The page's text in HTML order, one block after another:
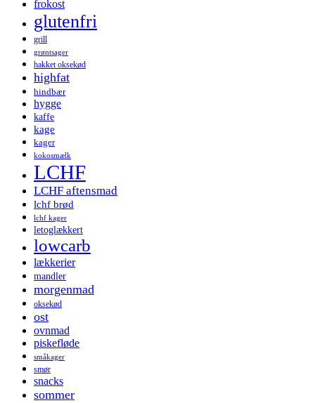
frokost
glutenfri
grill
grøntsager
hakket oksekød
highfat
hindbær
hygge
kaffe
kage
kager
kokosmælk
LCHF
LCHF aftensmad
lchf brød
lchf kager
letoglækkert
lowcarb
lækkerier
mandler
morgenmad
oksekød
ost
ovnmad
piskefløde
småkager
smør
snacks
sommer